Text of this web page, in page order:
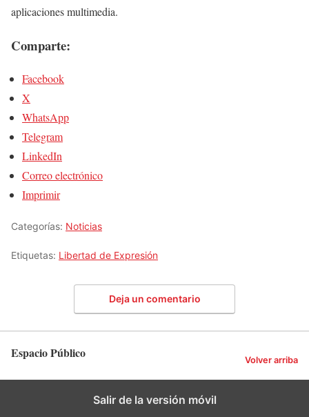
aplicaciones multimedia.
Comparte:
Facebook
X
WhatsApp
Telegram
LinkedIn
Correo electrónico
Imprimir
Categorías: Noticias
Etiquetas: Libertad de Expresión
Deja un comentario
Espacio Público Volver arriba
Salir de la versión móvil